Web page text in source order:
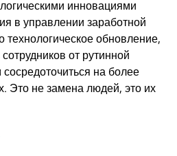
инновациями
в управлении заработной
технологическое обновление,
от рутинной
на более
Это не замена людей, это их